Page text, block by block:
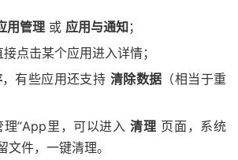
用管理 或 应用与通知；
接点击某个应用进入详情；
，有些应用还支持 清除数据 （相当于重
理”App里，可以进入清理 页面，系统
文件，一键清理。